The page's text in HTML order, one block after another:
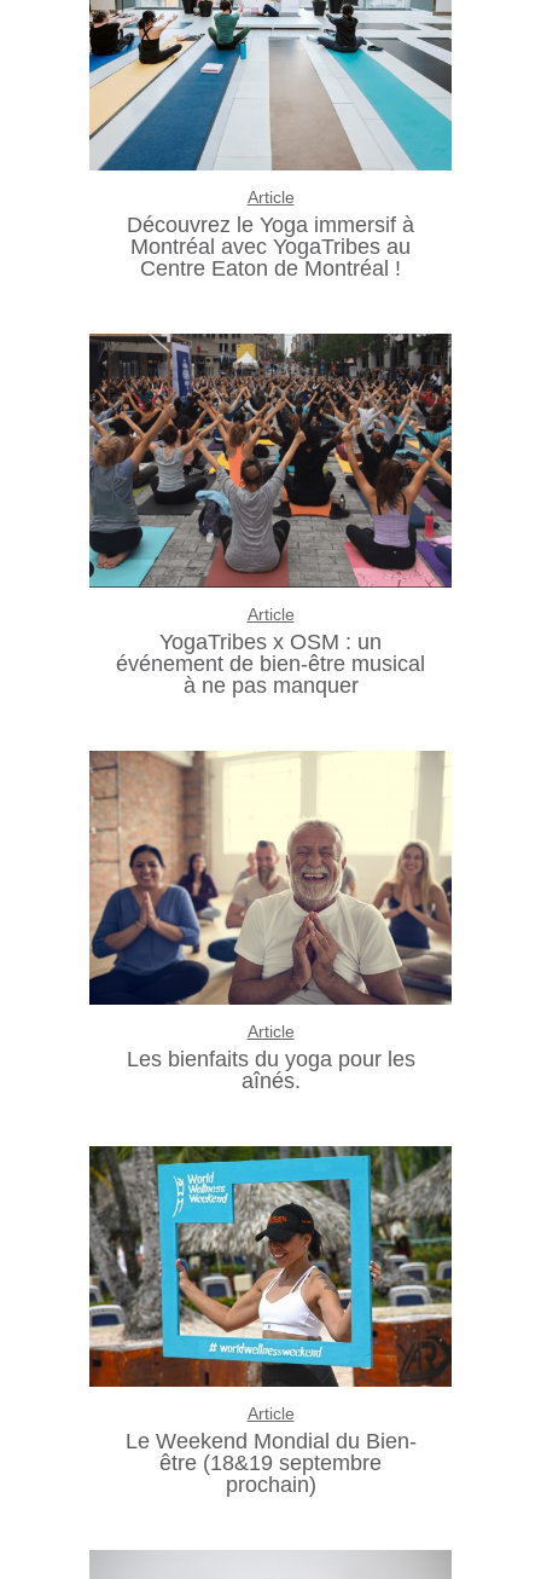
Article
Découvrez le Yoga immersif à
Montréal avec YogaTribes au
Centre Eaton de Montréal !
Article
YogaTribes x OSM : un
événement de bien-être musical
à ne pas manquer
Article
Les bienfaits du yoga pour les
aînés.
Article
Le Weekend Mondial du Bien-
être (18&19 septembre
prochain)